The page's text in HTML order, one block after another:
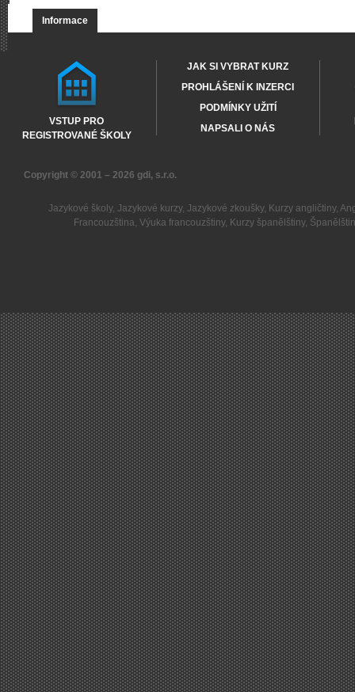
Informace
VSTUP PRO
REGISTROVANÉ ŠKOLY
JAK SI VYBRAT KURZ
PROHLÁŠENÍ K INZERCI
PODMÍNKY UŽITÍ
NAPSALI O NÁS
Copyright © 2001 – 2026 gdi, s.r.o.
Jazykové školy, Jazykové kurzy, Jazykové zkoušky, Kurzy angličtiny,
Francouzština,Výuka francouzštiny, Kurzy španělštiny,